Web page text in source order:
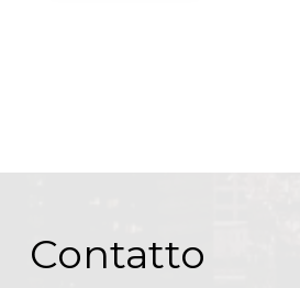
Contatto